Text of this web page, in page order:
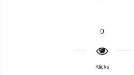
0
Klicks